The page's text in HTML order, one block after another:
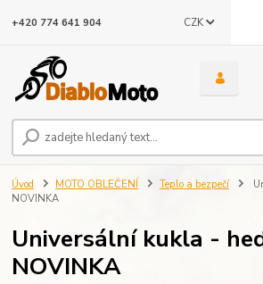
CZK
+420 774 641 904
Úvod MOTO OBLEČENÍ Teplo a bezpečí
NOVINKA
Universální kukla -
NOVINKA